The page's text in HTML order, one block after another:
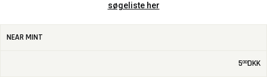
søgeliste her
NEAR MINT
500DKK